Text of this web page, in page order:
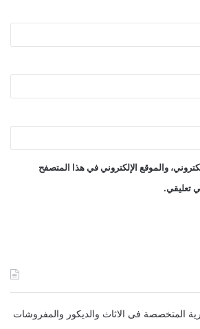
والموقع الإلكتروني في هذا المتصفح
تعليقي.
المتخصصة فى الاثاث والديكور والمفروشات